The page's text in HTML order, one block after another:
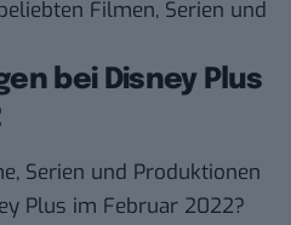
Filmen, Serien und
bei Disney Plus
Serien und Produktionen
Plus im Februar 2022?